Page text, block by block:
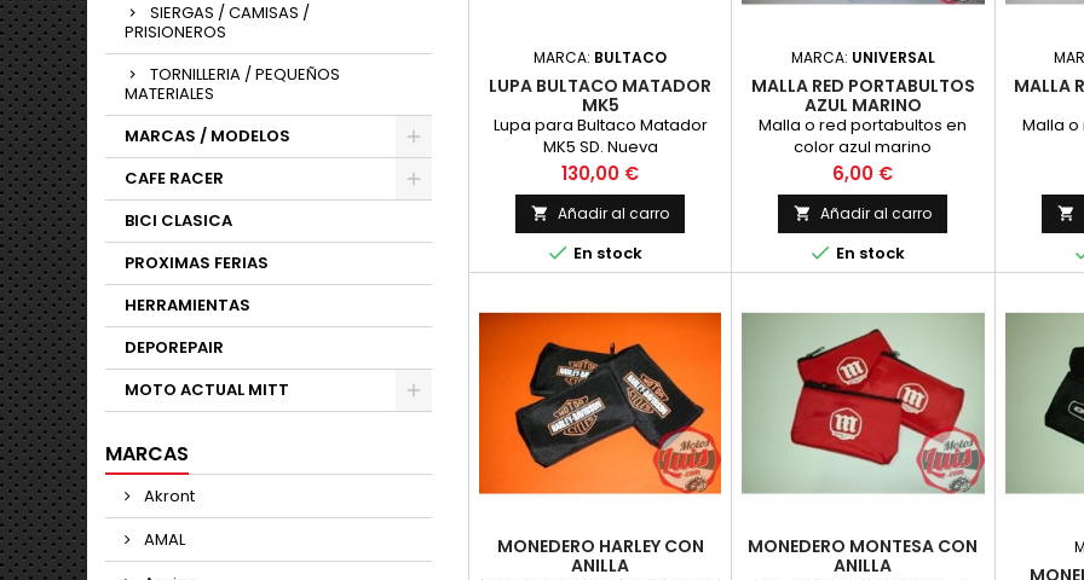
SIERGAS / CAMISAS /
PRISIONEROS
TORNILLERIA / PEQUEÑOS
MATERIALES
MARCAS / MODELOS
CAFE RACER
BICI CLASICA
PROXIMAS FERIAS
HERRAMIENTAS
DEPOREPAIR
MOTO ACTUAL MITT
MARCAS
Akront
AMAL
MARCA: BULTACO
LUPA BULTACO MATADOR
MK5
Lupa para Bultaco Matador
MK5 SD. Nueva
Precio
130,00 €
 Añadir al carro
 En stock
MARCA: UNIVERSAL
MALLA RED PORTABULTOS
AZUL MARINO
Malla o red portabultos en
color azul marino
Precio
6,00 €
 Añadir al carro
 En stock
MALLA
Malla

MONEDERO HARLEY CON
ANILLA
MONEDERO MONTESA CON
ANILLA